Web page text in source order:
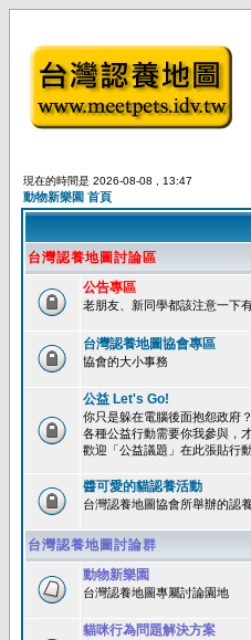
現在的時間是 2026-08-08 , 13:47
動物新樂園 首頁
台灣認養地圖討論區
公告專區
老朋友、新同學都該注意一下
台灣認養地圖協會專區
協會的大小事務
公益 Let's Go!
你只是躲在電腦後面抱怨政府？
各種公益行動需要你我參與，
歡迎「公益議題」在此張貼行
醬可愛的貓認養活動
台灣認養地圖協會所舉辦的認
台灣認養地圖討論群
動物新樂園
台灣認養地圖專屬討論園地
貓咪行為問題解決方案